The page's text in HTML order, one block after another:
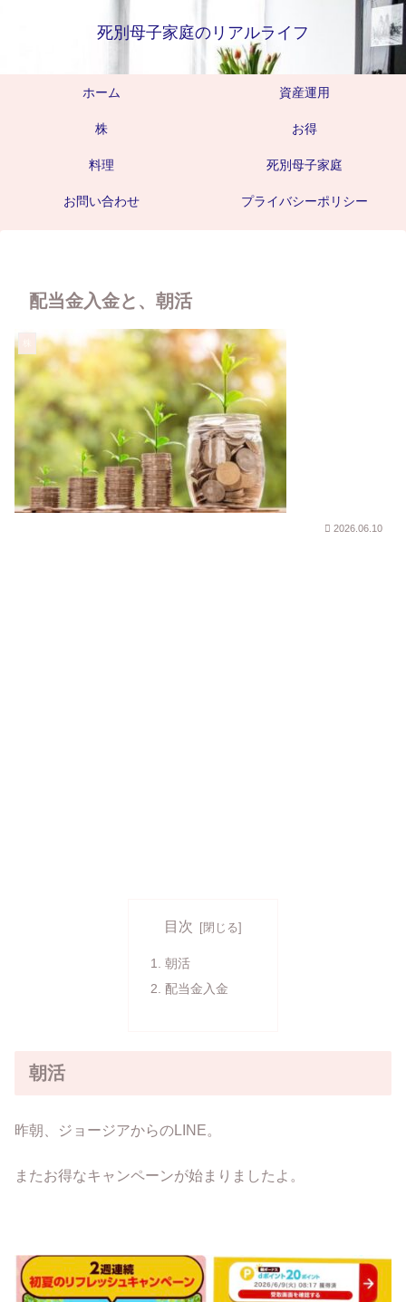
死別母子家庭のリアルライフ
ホーム 資産運用
株 お得
料理 死別母子家庭
お問い合わせ プライバシーポリシー
配当金入金と、朝活
2026.06.10
目次
朝活
配当金入金
朝活
昨朝、ジョージアからのLINE。
またお得なキャンペーンが始まりましたよ。